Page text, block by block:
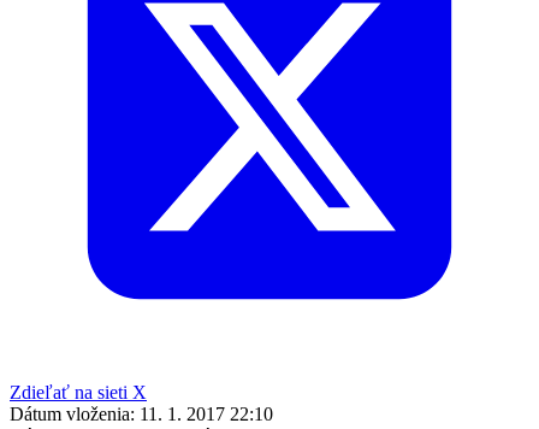
Zdieľať na sieti X
Dátum vloženia: 11. 1. 2017 22:10